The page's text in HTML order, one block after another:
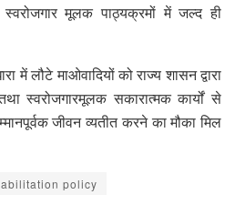
मूलक पाठ्यक्रमों में जल्द ही
में लौटे माओवादियों को राज्य शासन द्वारा
स्वरोजगारमूलक सकारात्मक कार्यों से
जीवन व्यतीत करने का मौका मिल
policy